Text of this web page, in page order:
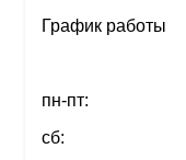
График работы
пн-пт:
сб: